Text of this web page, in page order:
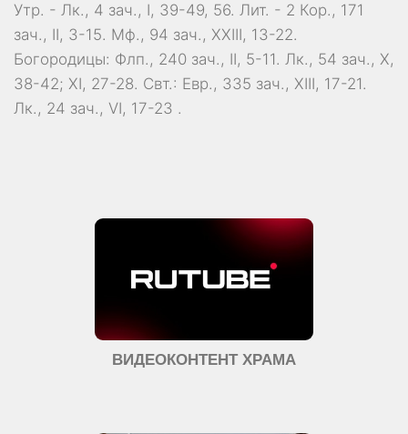
Утр. - Лк., 4 зач., I, 39-49, 56. Лит. - 2 Кор., 171
зач., II, 3-15. Мф., 94 зач., XXIII, 13-22.
Богородицы: Флп., 240 зач., II, 5-11. Лк., 54 зач., X,
38-42; XI, 27-28. Свт.: Евр., 335 зач., XIII, 17-21.
Лк., 24 зач., VI, 17-23 .
ВИДЕОКОНТЕНТ ХРАМА